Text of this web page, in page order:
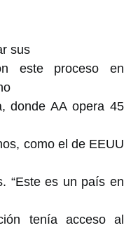
sus
este proceso en
donde AA opera 45
como el de EEUU
“Este es un país en
tenía acceso al